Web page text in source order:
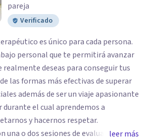
pareja
Verificado
es único para cada persona.
personal que te permitirá avanzar
realmente deseas para conseguir tus
las formas más efectivas de superar
además de ser un viaje apasionante
el cual aprendemos a
y hacernos respetar.
una o dos sesiones de evaluación.leer más